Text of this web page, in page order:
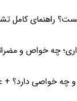
راهنمای کامل
چه خواص و
چه خواصی دارد؟